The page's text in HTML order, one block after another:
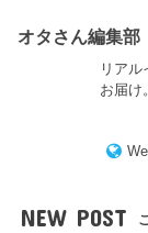
オタさん編集部
リア
お届け。
NEW POST